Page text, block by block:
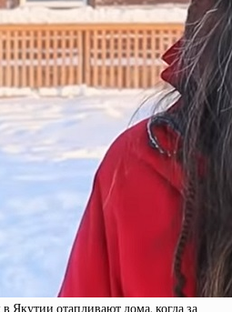
Якутии отапливают дома, когда за